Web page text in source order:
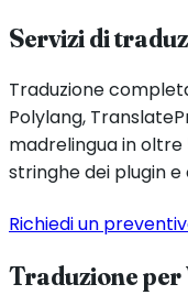
Servizi di
Traduzione
Polylang,
madrelingua in oltre
stringhe dei plugin
Richiedi un
Traduzione